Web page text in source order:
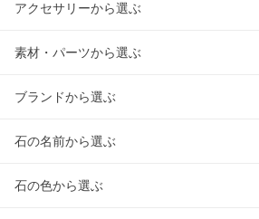
アクセサリーから選ぶ
素材・パーツから選ぶ
ブランドから選ぶ
石の名前から選ぶ
石の色から選ぶ